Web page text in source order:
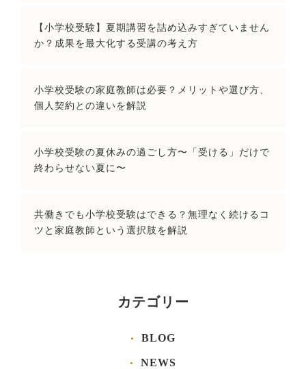
【小学校受験】夏期講習を詰め込みすぎていません
か？成果を最大化する受講の考え方
小学校受験の家庭教師は必要？メリットや選び方、
個人契約との違いを解説
小学校受験の夏休みの過ごし方〜「受ける」だけで
終わらせない夏に〜
共働きでも小学校受験はできる？無理なく続けるコ
ツと家庭教師という選択肢を解説
カテゴリー
BLOG
NEWS